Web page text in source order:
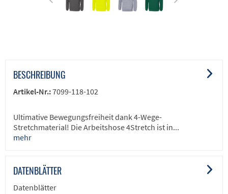
BESCHREIBUNG
Artikel-Nr.:7099-118-102
Ultimative Bewegungsfreiheit dank 4-Wege-
Stretchmaterial! Die Arbeitshose 4Stretch ist in...
mehr
DATENBLÄTTER
Datenblätter